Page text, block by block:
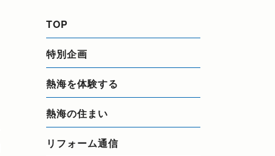
TOP
特別企画
熱海を体験する
熱海の住まい
リフォーム通信